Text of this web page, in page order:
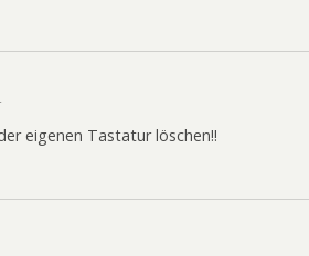
eigenen Tastatur löschen!!